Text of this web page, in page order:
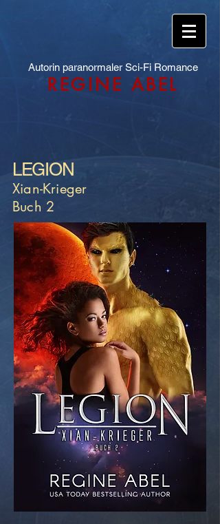
Autorin paranormaler Sci-Fi Romance
REGINE ABEL
LEGION
Xian-Krieger
Buch 2